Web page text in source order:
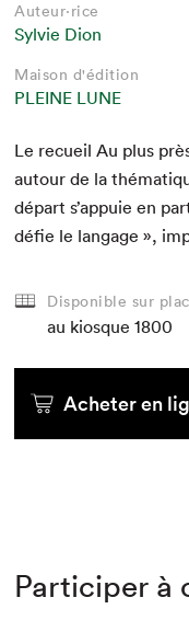
Auteur·rice
Sylvie Dion
Maison d'édition
PLEINE LUNE
Le recueil Au plus
autour de la
départ s’appuie en
défie le lan­gage »,
Disponible sur
au kiosque 1800
Acheter en
Participer à